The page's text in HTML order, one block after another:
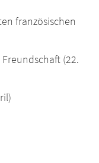
französischen
(22.